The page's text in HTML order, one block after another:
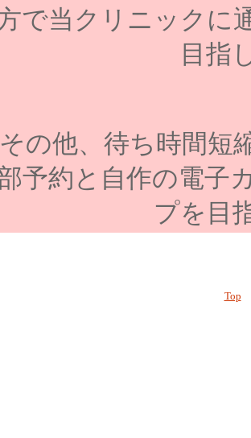
で当クリニックに
目指
その他、待ち時間短
予約と自作の電子
プを目
Top